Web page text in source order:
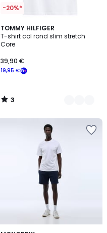
-20%*
TOMMY HILFIGER
T-shirt col rond slim stretch
Core
19,95 €
39,90 €
3
/
5
3
Couleurs
3
/